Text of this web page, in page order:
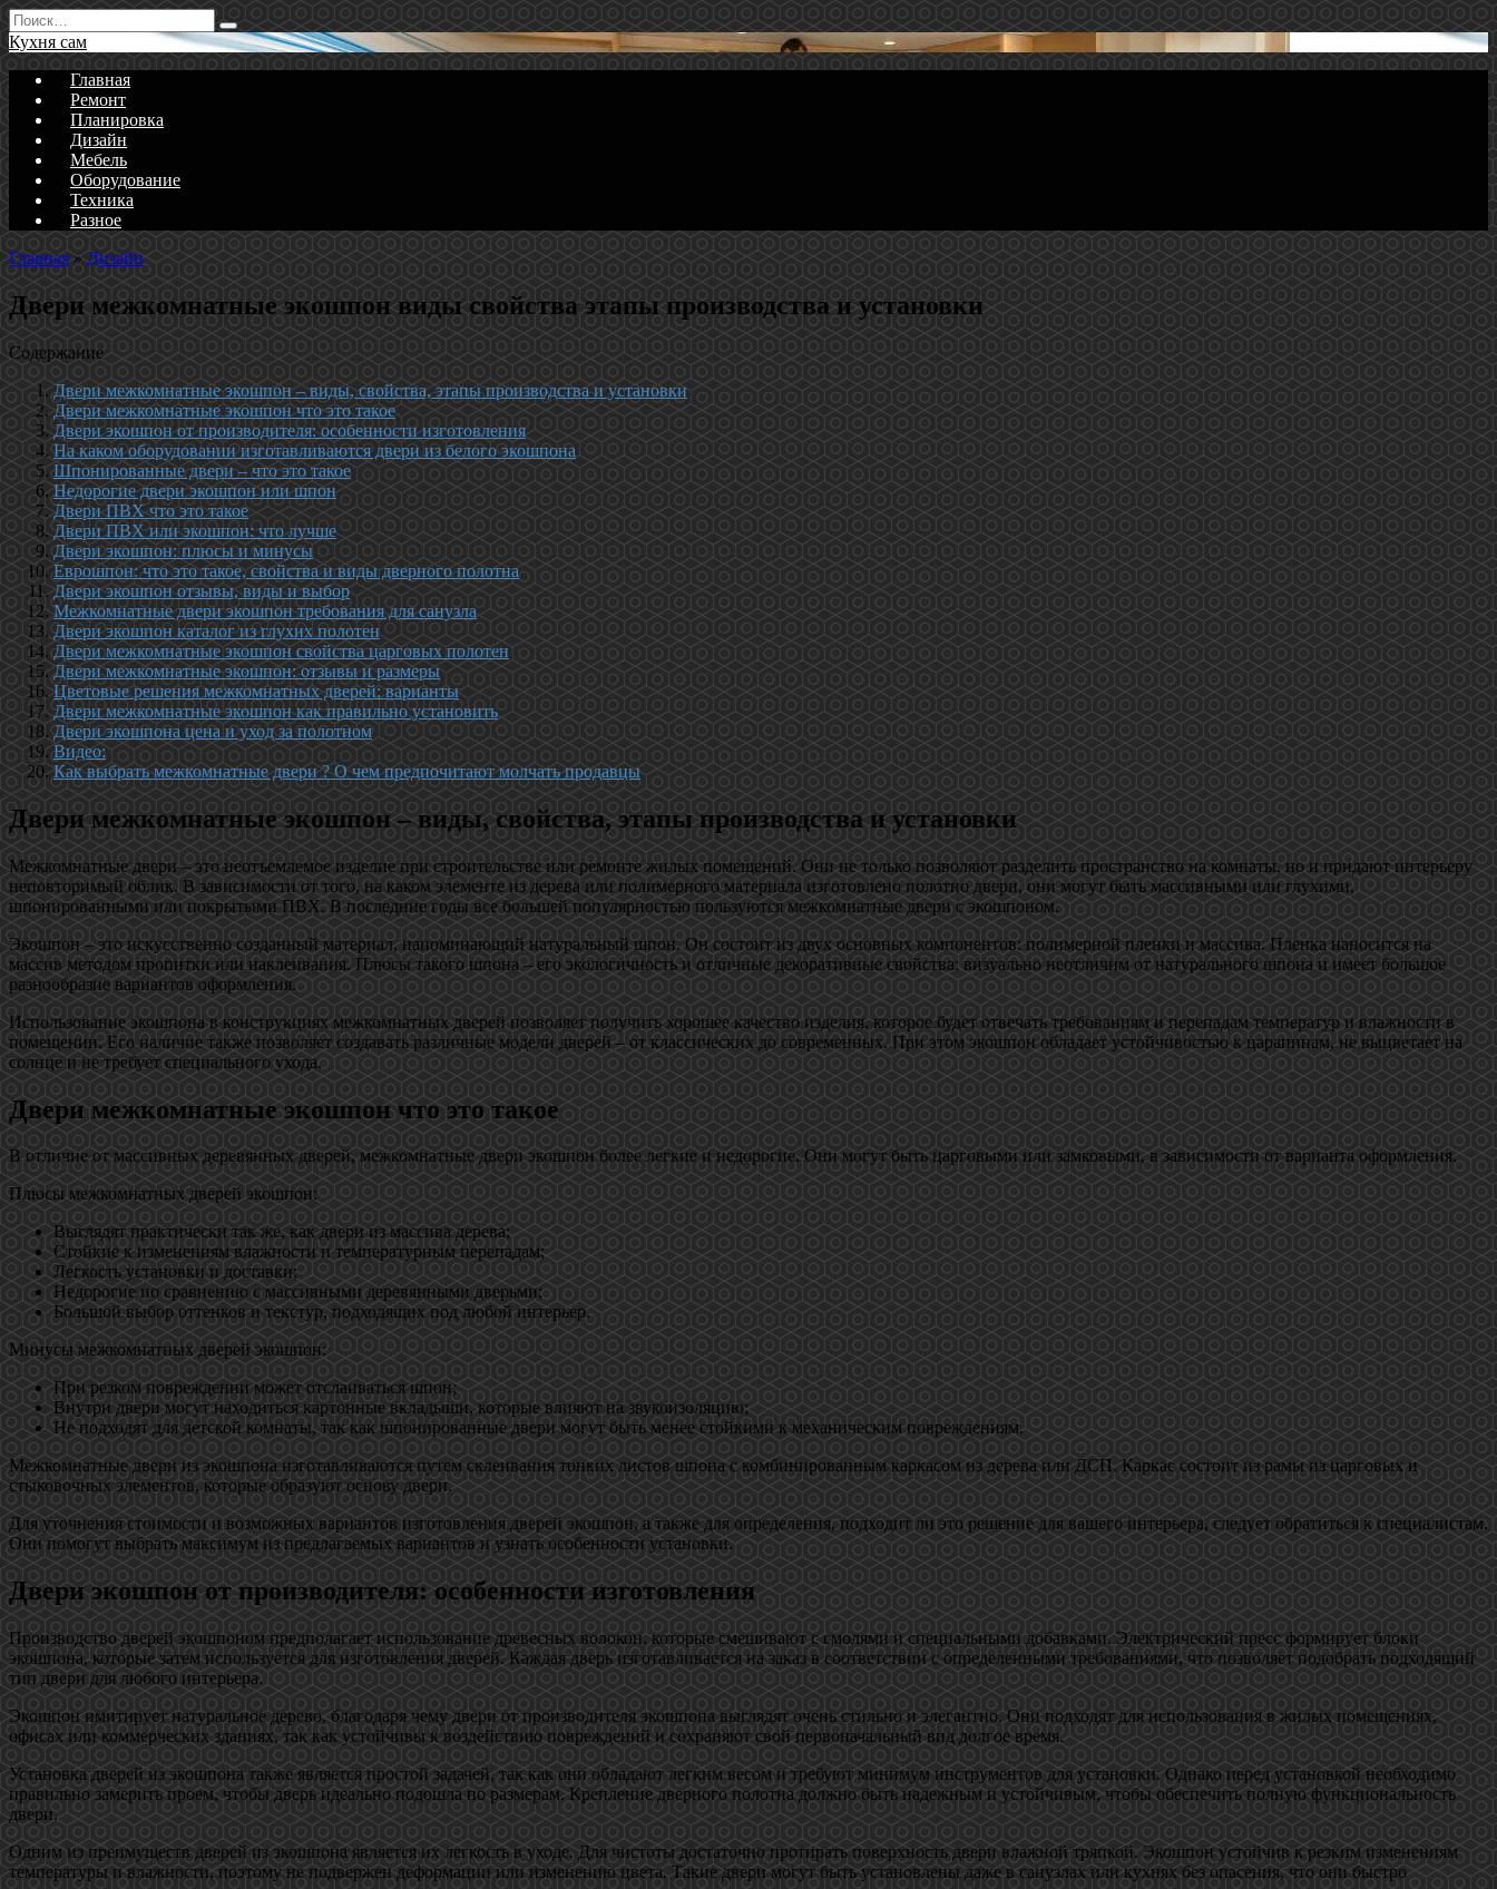
Перейти
к
содержанию
Search
for:
Кухня сам
Главная
Ремонт
Планировка
Дизайн
Мебель
Оборудование
Техника
Разное
Главная » Дизайн
Двери межкомнатные экошпон виды свойства этапы производства и установки
Содержание
Двери межкомнатные экошпон – виды, свойства, этапы производства и установки
Двери межкомнатные экошпон что это такое
Двери экошпон от производителя: особенности изготовления
На каком оборудовании изготавливаются двери из белого экошпона
Шпонированные двери – что это такое
Недорогие двери экошпон или шпон
Двери ПВХ что это такое
Двери ПВХ или экошпон: что лучше
Двери экошпон: плюсы и минусы
Еврошпон: что это такое, свойства и виды дверного полотна
Двери экошпон отзывы, виды и выбор
Межкомнатные двери экошпон требования для санузла
Двери экошпон каталог из глухих полотен
Двери межкомнатные экошпон свойства царговых полотен
Двери межкомнатные экошпон: отзывы и размеры
Цветовые решения межкомнатных дверей: варианты
Двери межкомнатные экошпон как правильно установить
Двери экошпона цена и уход за полотном
Видео:
Как выбрать межкомнатные двери ? О чем предпочитают молчать продавцы
Двери межкомнатные экошпон – виды, свойства, этапы производства и установки
Межкомнатные двери – это неотъемлемое изделие при строительстве или ремонте жилых помещений. Они не только позволяют разделить пространство на комнаты, но и придают интерьеру
неповторимый облик. В зависимости от того, на каком элементе из дерева или полимерного материала изготовлено полотно двери, они могут быть массивными или глухими,
шпонированными или покрытыми ПВХ. В последние годы все большей популярностью пользуются межкомнатные двери с экошпоном.
Экошпон – это искусственно созданный материал, напоминающий натуральный шпон. Он состоит из двух основных компонентов: полимерной пленки и массива. Пленка наносится на
массив методом пропитки или наклеивания. Плюсы такого шпона – его экологичность и отличные декоративные свойства: визуально неотличим от натурального шпона и имеет большое
разнообразие вариантов оформления.
Использование экошпона в конструкциях межкомнатных дверей позволяет получить хорошее качество изделия, которое будет отвечать требованиям и перепадам температур и влажности в
помещении. Его наличие также позволяет создавать различные модели дверей – от классических до современных. При этом экошпон обладает устойчивостью к царапинам, не выцветает на
солнце и не требует специального ухода.
Двери межкомнатные экошпон что это такое
В отличие от массивных деревянных дверей, межкомнатные двери экошпон более легкие и недорогие. Они могут быть царговыми или замковыми, в зависимости от варианта оформления.
Плюсы межкомнатных дверей экошпон:
Выглядят практически так же, как двери из массива дерева;
Стойкие к изменениям влажности и температурным перепадам;
Легкость установки и доставки;
Недорогие по сравнению с массивными деревянными дверьми;
Большой выбор оттенков и текстур, подходящих под любой интерьер.
Минусы межкомнатных дверей экошпон:
При резком повреждении может отслаиваться шпон;
Внутри двери могут находиться картонные вкладыши, которые влияют на звукоизоляцию;
Не подходят для детской комнаты, так как шпонированные двери могут быть менее стойкими к механическим повреждениям.
Межкомнатные двери из экошпона изготавливаются путем склеивания тонких листов шпона с комбинированным каркасом из дерева или ДСП. Каркас состоит из рамы из царговых и
стыковочных элементов, которые образуют основу двери.
Для уточнения стоимости и возможных вариантов изготовления дверей экошпон, а также для определения, подходит ли это решение для вашего интерьера, следует обратиться к специалистам.
Они помогут выбрать максимум из предлагаемых вариантов и узнать особенности установки.
Двери экошпон от производителя: особенности изготовления
Производство дверей экошпоном предполагает использование древесных волокон, которые смешивают с смолями и специальными добавками. Электрический пресс формирует блоки
экошпона, которые затем используется для изготовления дверей. Каждая дверь изготавливается на заказ в соответствии с определенными требованиями, что позволяет подобрать подходящий
тип двери для любого интерьера.
Экошпон имитирует натуральное дерево, благодаря чему двери от производителя экошпона выглядят очень стильно и элегантно. Они подходят для использования в жилых помещениях,
офисах или коммерческих зданиях, так как устойчивы к воздействию повреждений и сохраняют свой первоначальный вид долгое время.
Установка дверей из экошпона также является простой задачей, так как они обладают легким весом и требуют минимум инструментов для установки. Однако перед установкой необходимо
правильно замерить проем, чтобы дверь идеально подошла по размерам. Крепление дверного полотна должно быть надежным и устойчивым, чтобы обеспечить полную функциональность
двери.
Одним из преимуществ дверей из экошпона является их легкость в уходе. Для чистоты достаточно протирать поверхность двери влажной тряпкой. Экошпон устойчив к резким изменениям
температуры и влажности, поэтому не подвержен деформации или изменению цвета. Такие двери могут быть установлены даже в санузлах или кухнях без опасения, что они быстро